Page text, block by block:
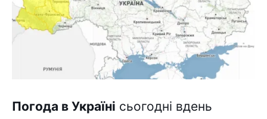
Погода в Україні сьогодні вдень